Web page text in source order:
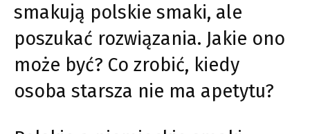
smakują polskie smaki, ale
poszukać rozwiązania. Jakie ono
może być? Co zrobić, kiedy
osoba starsza nie ma apetytu?